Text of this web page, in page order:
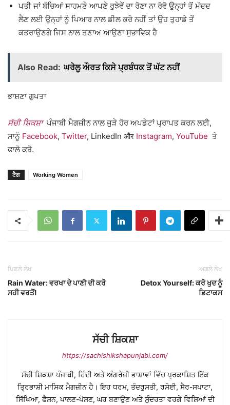
ਪਤੀ ਜਾਂ ਬੱਚਿਆਂ ਸਾਹਮਣੇ ਆਪਣੇ ਰੁਝੇਵੇਂ ਦਾ ਰੋਣਾ ਨਾ ਰੋਵੋ ਉਨ੍ਹਾਂ ਤੋਂ ਮੱਦਦ
ਲੈਣ ਲਈ ਉਨ੍ਹਾਂ ਨੂੰ ਪਿਆਰ ਨਾਲ ਡੀਲ ਕਰੋ ਨਹੀਂ ਤਾਂ ਉਹ ਤੁਹਾਡੇ ਤੋਂ
ਕਤਰਾਉਣਗੇ ਜਿਸ ਨਾਲ ਤਣਾਅ ਆਉਣਾ ਸੁਭਾਵਿਕ ਹੈ
Also Read: ਘਰੇਲੂ ਔਰਤ ਕਿਸੇ ਪ੍ਰਬੰਧਕ ਤੋਂ ਘੱਟ ਨਹੀਂ
ਭਾਸ਼ਣਾ ਗੁਪਤਾ
ਸੱਚੀ ਸ਼ਿਕਸ਼ਾ ਪੰਜਾਬੀ ਮੈਗਜ਼ੀਨ ਨਾਲ ਜੁੜੇ ਹੋਰ ਅਪਡੇਟਾਂ ਪ੍ਰਾਪਤ ਕਰਨ ਲਈ,
ਸਾਨੂੰ Facebook, Twitter, LinkedIn और Instagram, YouTube ਤੇ
ਫਾਲੋ ਕਰੋ.
ਟੈਗ Working Women
ਪਿਛਲੇ ਲੇਖ
Rain Water: ਵਰਖਾ ਦੇ ਪਾਣੀ ਦੀ ਕਰੋ
ਸਹੀ ਵਰਤੋਂ!
ਅਗਲੇ ਲੇਖ
Detox Yourself: ਕਰੋ ਖੁਦ ਨੂੰ
ਡਿਟਾਕਸ
ਸੱਚੀ ਸ਼ਿਕਸ਼ਾ
https://sachishikshapunjabi.com/
ਸੱਚੀ ਸ਼ਿਕਸ਼ਾ ਪੰਜਾਬੀ, ਹਿੰਦੀ ਅਤੇ ਅੰਗਰੇਜ਼ੀ ਭਾਸ਼ਾਵਾਂ ਵਿੱਚ ਪ੍ਰਕਾਸ਼ਿਤ ਇੱਕ
ਤ੍ਰਿਭਾਸ਼ੀ ਮਾਸਿਕ ਮੈਗਜ਼ੀਨ ਹੈ। ਇਹ ਧਰਮ, ਤੰਦਰੁਸਤੀ, ਰਸੋਈ, ਸੈਰ-ਸਪਾਟਾ,
ਸਿੱਖਿਆ, ਫੈਸ਼ਨ, ਪਾਲਣ-ਪੋਸ਼ਣ, ਘਰ ਬਣਾਉਣ ਅਤੇ ਸੁੰਦਰਤਾ ਵਰਗੇ ਵਿਸ਼ਿਆਂ ਦੀ